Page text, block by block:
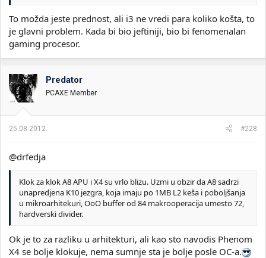
To možda jeste prednost, ali i3 ne vredi para koliko košta, to
je glavni problem. Kada bi bio jeftiniji, bio bi fenomenalan
gaming procesor.
Predator
PCAXE Member
25.08.2012. #228
@drfedja
Klok za klok A8 APU i X4 su vrlo blizu. Uzmi u obzir da A8 sadrzi
unapredjena K10 jezgra, koja imaju po 1MB L2 keša i poboljšanja
u mikroarhitekuri, OoO buffer od 84 makrooperacija umesto 72,
hardverski divider.
Ok je to za razliku u arhitekturi, ali kao sto navodis Phenom
X4 se bolje klokuje, nema sumnje sta je bolje posle OC-a.